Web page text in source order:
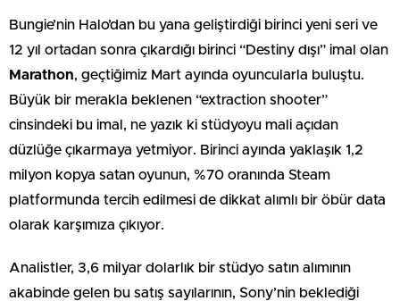
Bungie’nin Halo’dan bu yana geliştirdiği birinci yeni seri ve
12 yıl ortadan sonra çıkardığı birinci “Destiny dışı” imal olan
Marathon, geçtiğimiz Mart ayında oyuncularla buluştu.
Büyük bir merakla beklenen “extraction shooter”
cinsindeki bu imal, ne yazık ki stüdyoyu mali açıdan
düzlüğe çıkarmaya yetmiyor. Birinci ayında yaklaşık 1,2
milyon kopya satan oyunun, %70 oranında Steam
platformunda tercih edilmesi de dikkat alımlı bir öbür data
olarak karşımıza çıkıyor.
Analistler, 3,6 milyar dolarlık bir stüdyo satın alımının
akabinde gelen bu satış sayılarının, Sony’nin beklediği